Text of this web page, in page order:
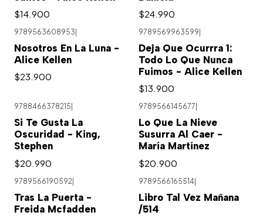
$14.900 $24.990
9789563608953
Nosotros En La Luna -
Alice Kellen
$23.900
9789569963599
Deja Que Ocurrra 1:
Todo Lo Que Nunca
Fuimos - Alice Kellen
$13.900
9788466378215
Si Te Gusta La
Oscuridad - King,
Stephen
$20.990
9789566145677
Lo Que La Nieve
Susurra Al Caer -
María Martínez
$20.900
9789566190592|
Tras La Puerta -
Freida Mcfadden
9789566165514|
Libro Tal Vez Mañana
/514